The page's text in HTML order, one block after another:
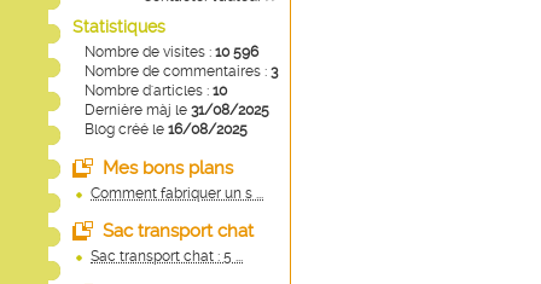
Statistiques
Nombre de visites : 10 596
Nombre de commentaires : 3
Nombre d'articles : 10
Dernière màj le 31/08/2025
Blog créé le 16/08/2025
Mes bons plans
Comment fabriquer un s ...
Sac transport chat
Sac transport chat : 5 ...